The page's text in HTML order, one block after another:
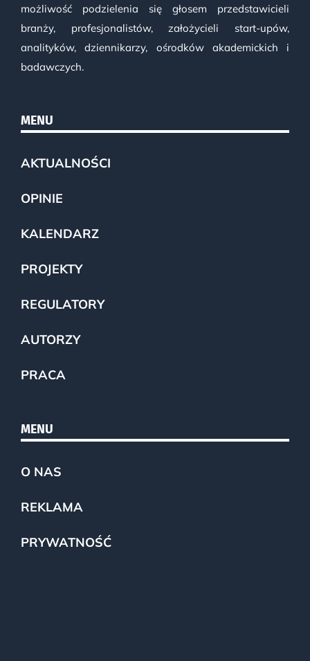
możliwość podzielenia się głosem przedstawicieli
branży, profesjonalistów, założycieli start-upów,
analityków, dziennikarzy, ośrodków akademickich i
badawczych.
MENU
AKTUALNOŚCI
OPINIE
KALENDARZ
PROJEKTY
REGULATORY
AUTORZY
PRACA
MENU
O NAS
REKLAMA
PRYWATNOŚĆ